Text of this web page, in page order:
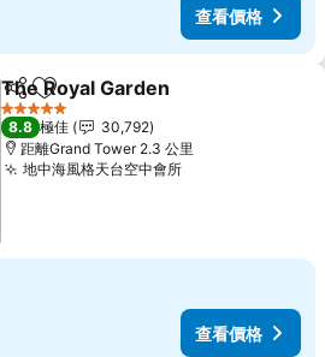
查看價格
分享 放到收藏夾
The Royal Garden
5 星級
8.8 極佳
30,792
距離Grand Tower 2.3 公里
地中海風格天台空中會所查看價格
查看價格